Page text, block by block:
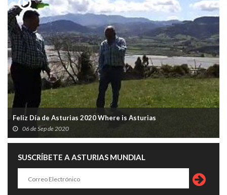
Feliz Día de Asturias 2020 Where is Asturias
06 de Sep de 2020
SUSCRÍBETE A ASTURIAS MUNDIAL